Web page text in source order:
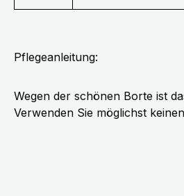
Pflegeanleitung:
Wegen der schönen Borte ist
Verwenden Sie möglichst